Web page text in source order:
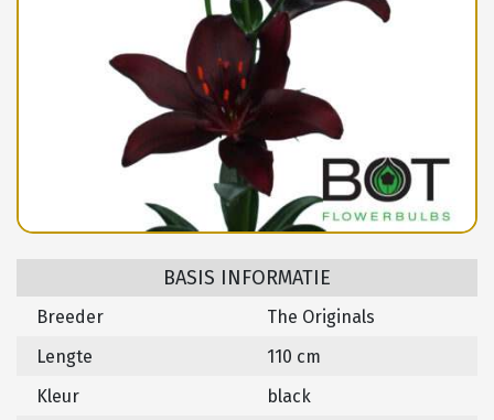
BASIS INFORMATIE
Breeder
The Originals
Lengte
110 cm
Kleur
black